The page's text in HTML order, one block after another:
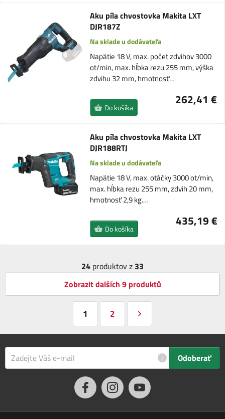
Aku píla chvostovka Makita LXT
DJR187Z
Na sklade u dodávateľa
Napätie 18 V, max. počet zdvihov 3000
ot/min, max. hĺbka rezu 255 mm, výška
zdvihu 32 mm, hmotnosť…
262,41 €
Do košíka
Aku píla chvostovka Makita LXT
DJR188RTJ
Na sklade u dodávateľa
Napätie 18 V, max. otáčky 3000 ot/min,
max. hĺbka rezu 255 mm, zdvih 20 mm,
hmotnosť 2,9 kg.…
435,19 €
Do košíka
24 produktov z 33
Zobrazit dalších 9 produktů
1 2
i Odoberať